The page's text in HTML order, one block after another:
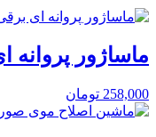
ماساژور پروانه
258,000 تومان